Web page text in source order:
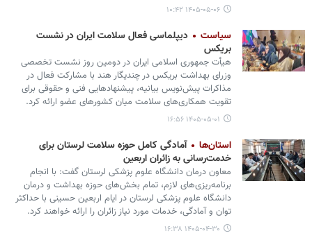
۱۴۰۵-۰۵-۰۶ ۱۰:۴۲
سیاست
دیپلماسی فعال سلامت ایران در نشست
بریکس
هیأت جمهوری اسلامی ایران در دومین روز نشست تخصصی
وزرای بهداشت بریکس در چندیگار هند با مشارکت فعال در
مذاکرات پیش‌نویس بیانیه، پیشنهادهایی فنی و حقوقی برای
تقویت همکاری‌های سلامت میان کشورهای عضو ارائه کرد.
۱۴۰۵-۰۵-۰۱ ۱۶:۵۶
استان‌ها
آمادگی کامل حوزه سلامت لرستان برای
خدمت‌رسانی به زائران اربعین
معاون درمان دانشگاه علوم پزشکی لرستان گفت: با انجام
برنامه‌ریزی‌های لازم، تمام بخش‌های حوزه بهداشت و درمان
دانشگاه علوم پزشکی لرستان در ایام اربعین حسینی با حداکثر
توان و آمادگی، خدمات مورد نیاز زائران را ارائه خواهند کرد.
۱۴۰۵-۰۴-۳۰ ۱۶:۳۸